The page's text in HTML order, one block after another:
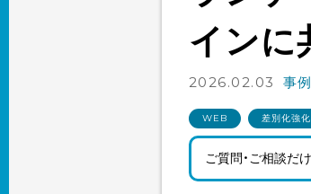
インに
2026.02.03 事例
WEB 差別化強化
ご質問・ご相談だ